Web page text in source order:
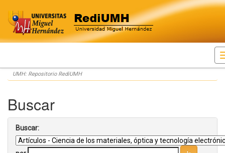
Skip
navigation
UMH: Repositorio RediUMH
Buscar
Buscar: